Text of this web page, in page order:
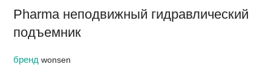
Pharma неподвижный гидравлический
подъемник
брендwonsen